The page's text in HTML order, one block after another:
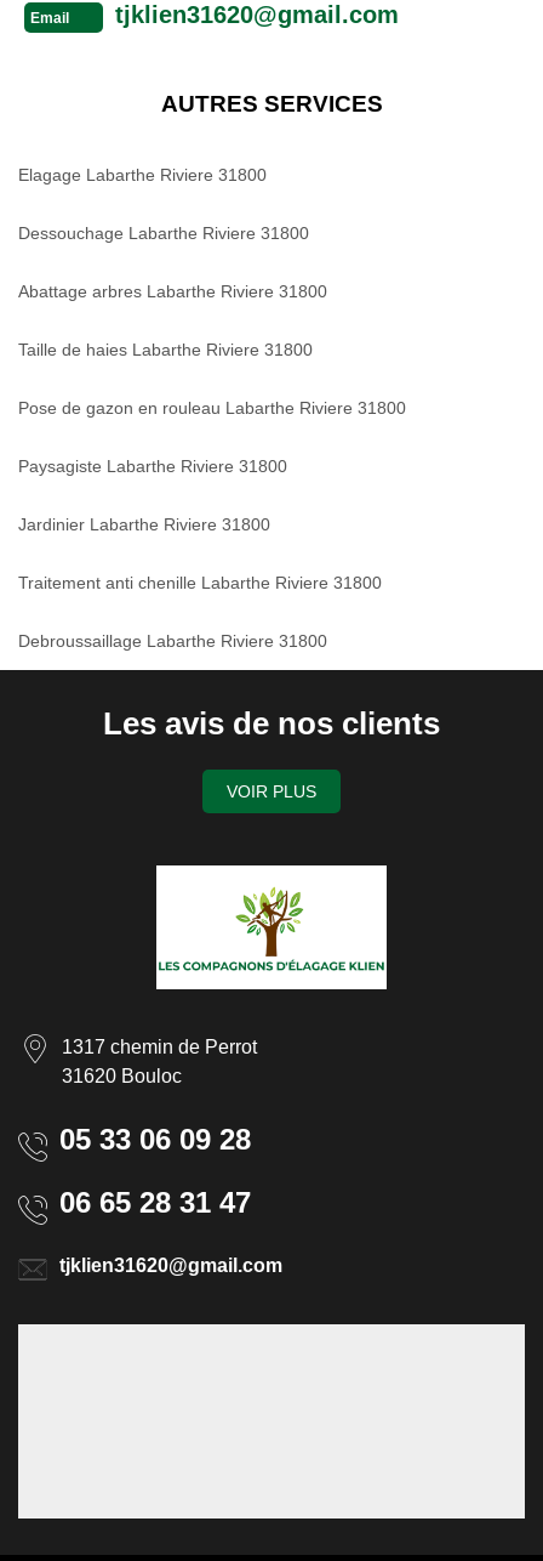
Email tjklien31620@gmail.com
AUTRES SERVICES
Elagage Labarthe Riviere 31800
Dessouchage Labarthe Riviere 31800
Abattage arbres Labarthe Riviere 31800
Taille de haies Labarthe Riviere 31800
Pose de gazon en rouleau Labarthe Riviere 31800
Paysagiste Labarthe Riviere 31800
Jardinier Labarthe Riviere 31800
Traitement anti chenille Labarthe Riviere 31800
Debroussaillage Labarthe Riviere 31800
Les avis de nos clients
VOIR PLUS
1317 chemin de Perrot
31620 Bouloc
05 33 06 09 28
06 65 28 31 47
tjklien31620@gmail.com